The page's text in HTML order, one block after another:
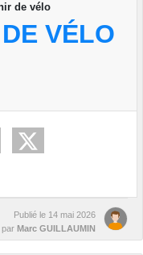
de vélo
VÉLO
Publié le 14 mai 2026
par Marc GUILLAUMIN